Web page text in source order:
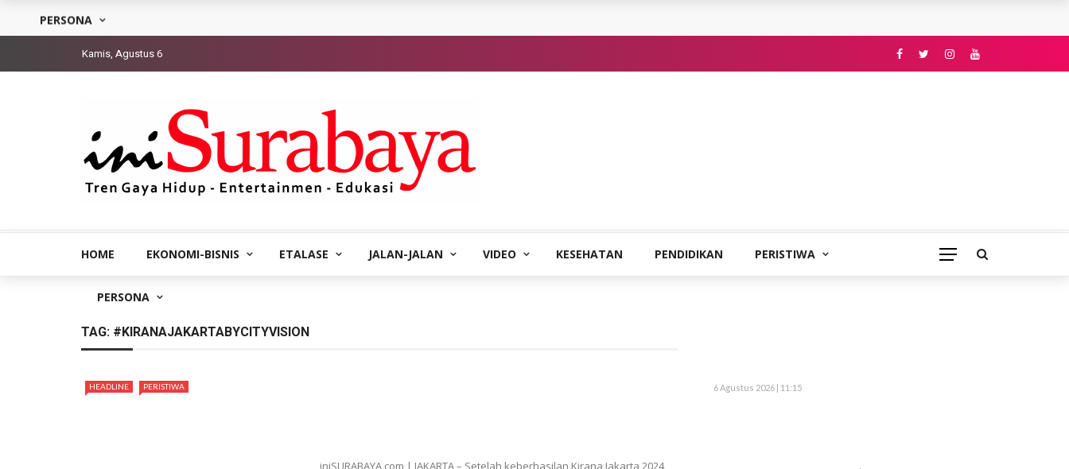
Kamis, Agustus 6
HOME EKONOMI-BISNIS ETALASE JALAN-JALAN VIDEO KESEHATAN PENDIDIKAN PERISTIWA
PERSONA
PERSONA
TAG: #KIRANAJAKARTABYCITYVISION
HEADLINE PERISTIWA
iniSURABAYA.com | JAKARTA – Setelah keberhasilan Kirana Jakarta 2024,
6 Agustus 2026 | 11:15